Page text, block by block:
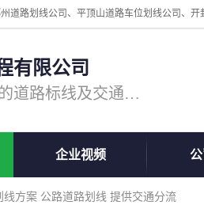
有限公司
专注道路标线施工，专业的道路标线及交通设施施工服务商!
企业视频
线方案 公路道路划线 提供交通分流